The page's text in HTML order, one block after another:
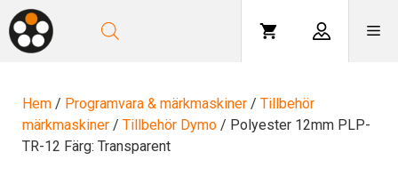
Hoppa
till
innehåll
Hem / Programvara & märkmaskiner / Tillbehör
märkmaskiner / Tillbehör Dymo / Polyester 12mm PLP-
TR-12 Färg: Transparent